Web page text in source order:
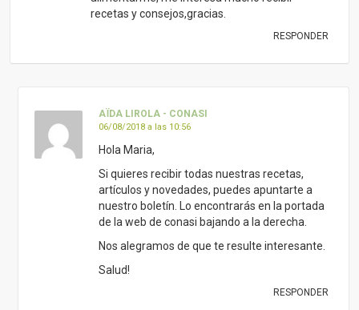
recetas y consejos,gracias.
RESPONDER
AÏDA LIROLA - CONASI
06/08/2018 a las 10:56
Hola Maria,
Si quieres recibir todas nuestras recetas,
artículos y novedades, puedes apuntarte a
nuestro boletín. Lo encontrarás en la portada
de la web de conasi bajando a la derecha.
Nos alegramos de que te resulte interesante.
Salud!
RESPONDER